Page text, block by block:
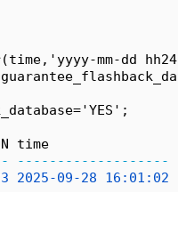
mm-dd
time
-------------------
2025-09-28 16:01:02